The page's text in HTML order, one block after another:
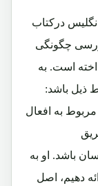
1934) دانشمند انگلیس درکتاب
چگونگی
است. به
ذيل باشد:
به افعال
باشد. او به
دهيم، اصل